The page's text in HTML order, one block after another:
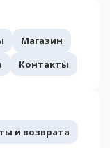
Магазин
Контакты
и возврата